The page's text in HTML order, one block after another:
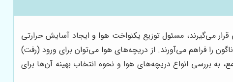
می‌گیرند، مسئول توزیع یکنواخت هوا و ایجاد آسایش حرارتی
را فراهم می‌آورند. از دریچه‌های هوا می‌توان برای ورود (رفت)
به بررسی انواع دریچه‌های هوا و نحوه انتخاب بهینه آن‌ها برای